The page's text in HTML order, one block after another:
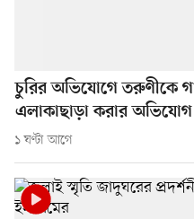
চুরির অভিযোগে তরুণীকে
এলাকাছাড়া করার অভিযোগ
১ ঘণ্টা আগে